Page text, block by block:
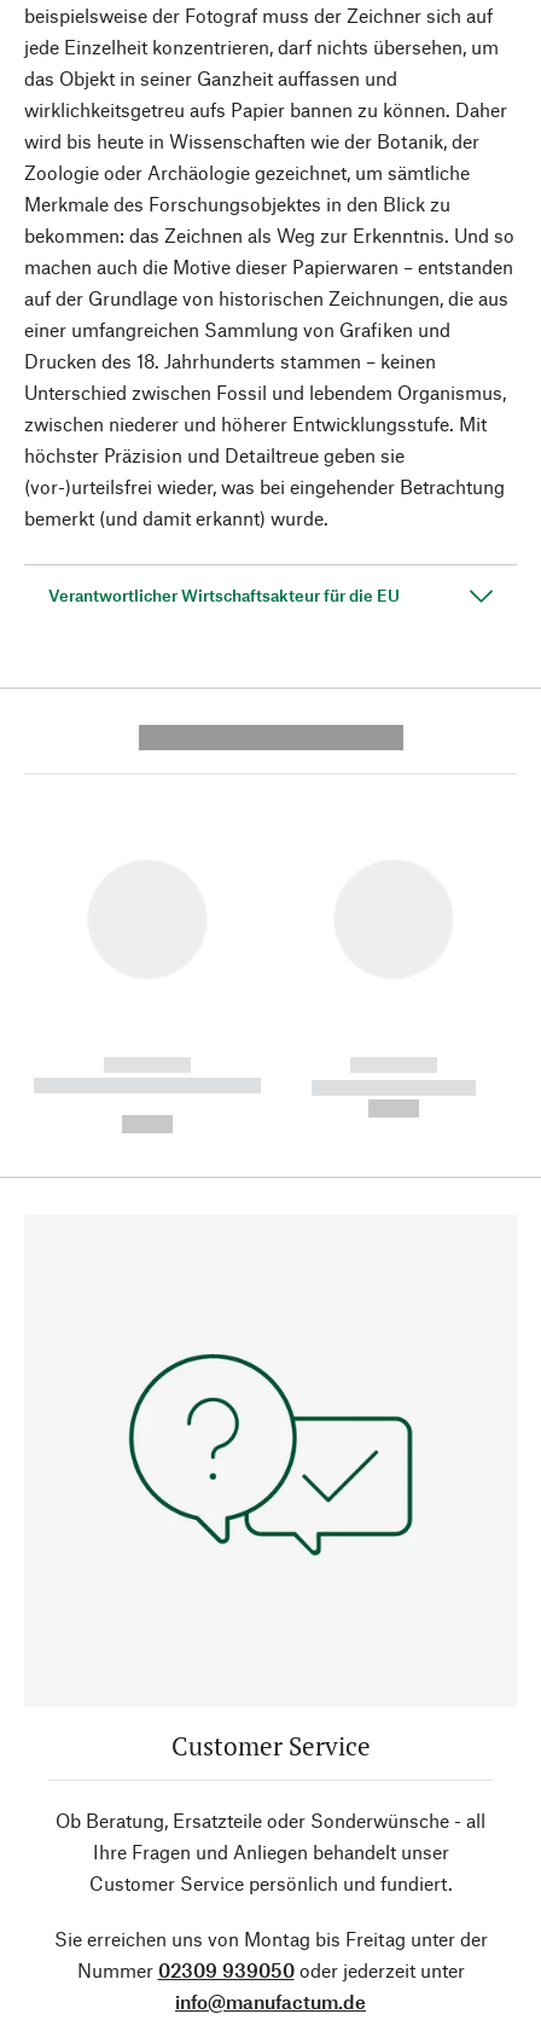
beispielsweise der Fotograf muss der Zeichner sich auf
jede Einzelheit konzentrieren, darf nichts übersehen, um
das Objekt in seiner Ganzheit auffassen und
wirklichkeitsgetreu aufs Papier bannen zu können. Daher
wird bis heute in Wissenschaften wie der Botanik, der
Zoologie oder Archäologie gezeichnet, um sämtliche
Merkmale des Forschungsobjektes in den Blick zu
bekommen: das Zeichnen als Weg zur Erkenntnis. Und so
machen auch die Motive dieser Papierwaren – entstanden
auf der Grundlage von historischen Zeichnungen, die aus
einer umfangreichen Sammlung von Grafiken und
Drucken des 18. Jahrhunderts stammen – keinen
Unterschied zwischen Fossil und lebendem Organismus,
zwischen niederer und höherer Entwicklungsstufe. Mit
höchster Präzision und Detailtreue geben sie
(vor-)urteilsfrei wieder, was bei eingehender Betrachtung
bemerkt (und damit erkannt) wurde.
Verantwortlicher Wirtschaftsakteur für die EU
------------
----------- ----------- --------
------------
----------- -----------
Customer Service
Ob Beratung, Ersatzteile oder Sonderwünsche - all
Ihre Fragen und Anliegen behandelt unser
Customer Service persönlich und fundiert.
Sie erreichen uns von Montag bis Freitag unter der
Nummer 02309 939050oder jederzeit unter
info@manufactum.de